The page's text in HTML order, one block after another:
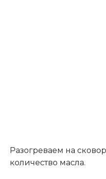
Разогреваем на
количество масла.